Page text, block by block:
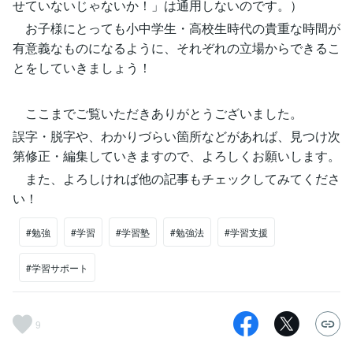
せていないじゃないか！」は通用しないのです。）
お子様にとっても小中学生・高校生時代の貴重な時間が
有意義なものになるように、それぞれの立場からできるこ
とをしていきましょう！
ここまでご覧いただきありがとうございました。
誤字・脱字や、わかりづらい箇所などがあれば、見つけ次
第修正・編集していきますので、よろしくお願いします。
また、よろしければ他の記事もチェックしてみてくださ
い！
#勉強 #学習 #学習塾 #勉強法 #学習支援
#学習サポート
9